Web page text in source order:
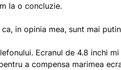
la o concluzie.
in opinia mea, sunt mai
Ecranul de 4.8 inchi
a compensa marimea